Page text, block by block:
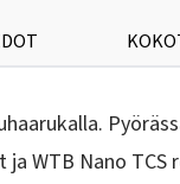
WTB Nano TCS